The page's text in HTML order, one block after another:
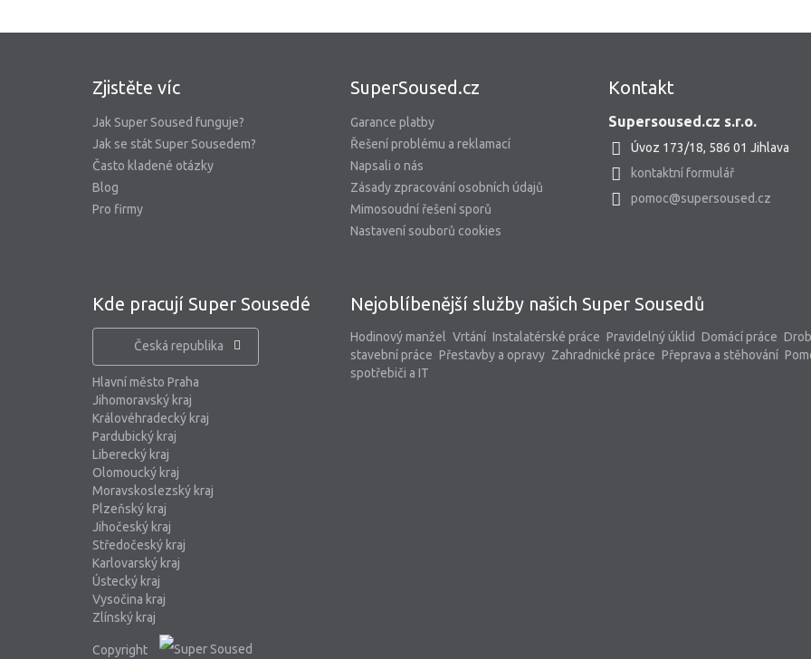
Zjistěte víc
Jak Super Soused funguje?
Jak se stát Super Sousedem?
Často kladené otázky
Blog
Pro firmy
SuperSoused.cz
Garance platby
Řešení problému a reklamací
Napsali o nás
Zásady zpracování osobních údajů
Mimosoudní řešení sporů
Nastavení souborů cookies
Kontakt
Supersoused.cz s.r.o.
Úvoz 173/18, 586 01 Jihlava
kontaktní formulář
pomoc@supersoused.cz
Kde pracují Super Sousedé
Česká republika
Hlavní město Praha
Jihomoravský kraj
Královéhradecký kraj
Pardubický kraj
Liberecký kraj
Olomoucký kraj
Moravskoslezský kraj
Plzeňský kraj
Jihočeský kraj
Středočeský kraj
Karlovarský kraj
Ústecký kraj
Vysočina kraj
Zlínský kraj
Nejoblíbenější služby našich Super Sousedů
Hodinový manžel Vrtání Instalatérské práce Pravidelný úklid Domácí práce
stavební práce Přestavby a opravy Zahradnické práce Přeprava a stěhování
spotřebiči a IT
Copyright